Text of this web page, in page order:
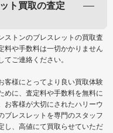
ト買取の査定
ストンのブレスレットの買取査
料や手数料は一切かかりません
てご連絡ください。
客様にとってより良い買取体験
めに、査定料や手数料を無料に
お客様が大切にされたハリーウ
ブレスレットを専門のスタッフ
し、高値にて買取らせていただ